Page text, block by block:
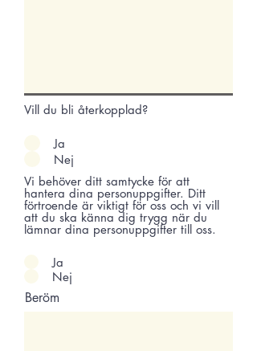
Vill du bli återkopplad?
Ja
Nej
Vi behöver ditt samtycke för att
hantera dina personuppgifter. Ditt
förtroende är viktigt för oss och vi vill
att du ska känna dig trygg när du
lämnar dina personuppgifter till oss.
Ja
Nej
Beröm